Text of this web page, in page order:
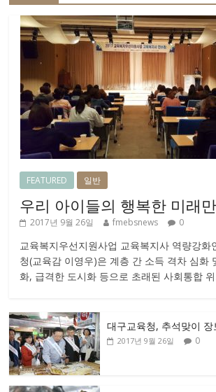
FEATURED 일반
우리 아이들의 행복한 미래
2017년 9월 26일 fmebsnews 0
교육복지우선지원사업 교육복지사 역량강화
청(교육감 이영우)은 계층 간 소득 격차 심화
화, 급격한 도시화 등으로 초래된 사회통합
대구교육청, 추석맞이
2017년 9월 26일 0